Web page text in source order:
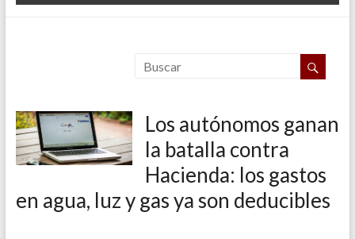
Los autónomos ganan
la batalla contra
Hacienda: los gastos
en agua, luz y gas ya son deducibles